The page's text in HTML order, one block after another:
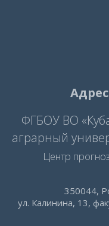
ФГБОУ ВО
аграрный
Центр
350044,
ул. Калинина, 13,